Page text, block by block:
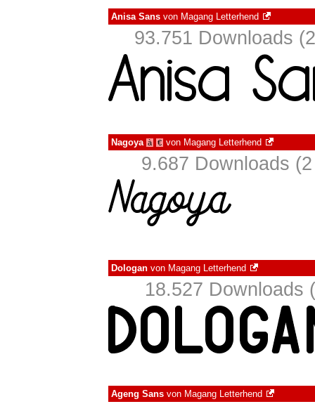
Anisa Sans von Magang Letterhend
93.751 Downloads
Nagoya à € von Magang Letterhend
9.687 Downloads
Dologan von Magang Letterhend
18.527 Downloads
Ageng Sans von Magang Letterhend